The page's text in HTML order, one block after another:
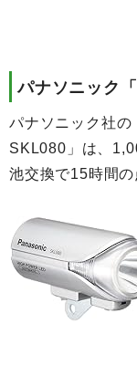
パナソニック
パナソニック社
SKL080」は、
池交換で15時間の